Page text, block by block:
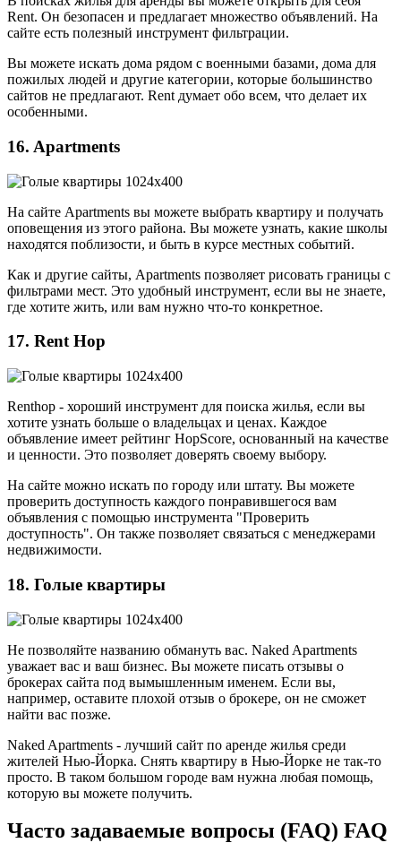
Rent. Он безопасен и предлагает множество объявлений. На
сайте есть полезный инструмент фильтрации.
Вы можете искать дома рядом с военными базами, дома для
пожилых людей и другие категории, которые большинство
сайтов не предлагают. Rent думает обо всем, что делает их
особенными.
16. Apartments
На сайте Apartments вы можете выбрать квартиру и получать
оповещения из этого района. Вы можете узнать, какие школы
находятся поблизости, и быть в курсе местных событий.
Как и другие сайты, Apartments позволяет рисовать границы с
фильтрами мест. Это удобный инструмент, если вы не знаете,
где хотите жить, или вам нужно что-то конкретное.
17. Rent Hop
Renthop - хороший инструмент для поиска жилья, если вы
хотите узнать больше о владельцах и ценах. Каждое
объявление имеет рейтинг HopScore, основанный на качестве
и ценности. Это позволяет доверять своему выбору.
На сайте можно искать по городу или штату. Вы можете
проверить доступность каждого понравившегося вам
объявления с помощью инструмента "Проверить
доступность". Он также позволяет связаться с менеджерами
недвижимости.
18. Голые квартиры
Не позволяйте названию обмануть вас. Naked Apartments
уважает вас и ваш бизнес. Вы можете писать отзывы о
брокерах сайта под вымышленным именем. Если вы,
например, оставите плохой отзыв о брокере, он не сможет
найти вас позже.
Naked Apartments - лучший сайт по аренде жилья среди
жителей Нью-Йорка. Снять квартиру в Нью-Йорке не так-то
просто. В таком большом городе вам нужна любая помощь,
которую вы можете получить.
Часто задаваемые вопросы (FAQ) FAQ